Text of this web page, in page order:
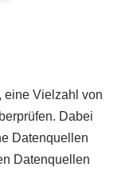
eine Vielzahl von
Dabei
Datenquellen
Datenquellen